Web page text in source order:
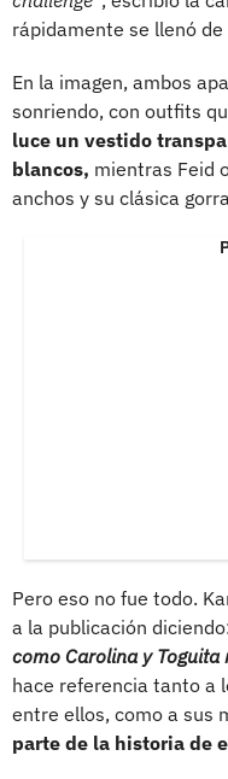
rápidamente se llenó de
En la imagen, ambos
sonriendo, con outfits
luce un vestido
blancos, mientras Feid
anchos y su clásica
Pero eso no fue todo.
a la publicación
como Carolina y Toguita
hace referencia tanto a
entre ellos, como a sus
parte de la historia de